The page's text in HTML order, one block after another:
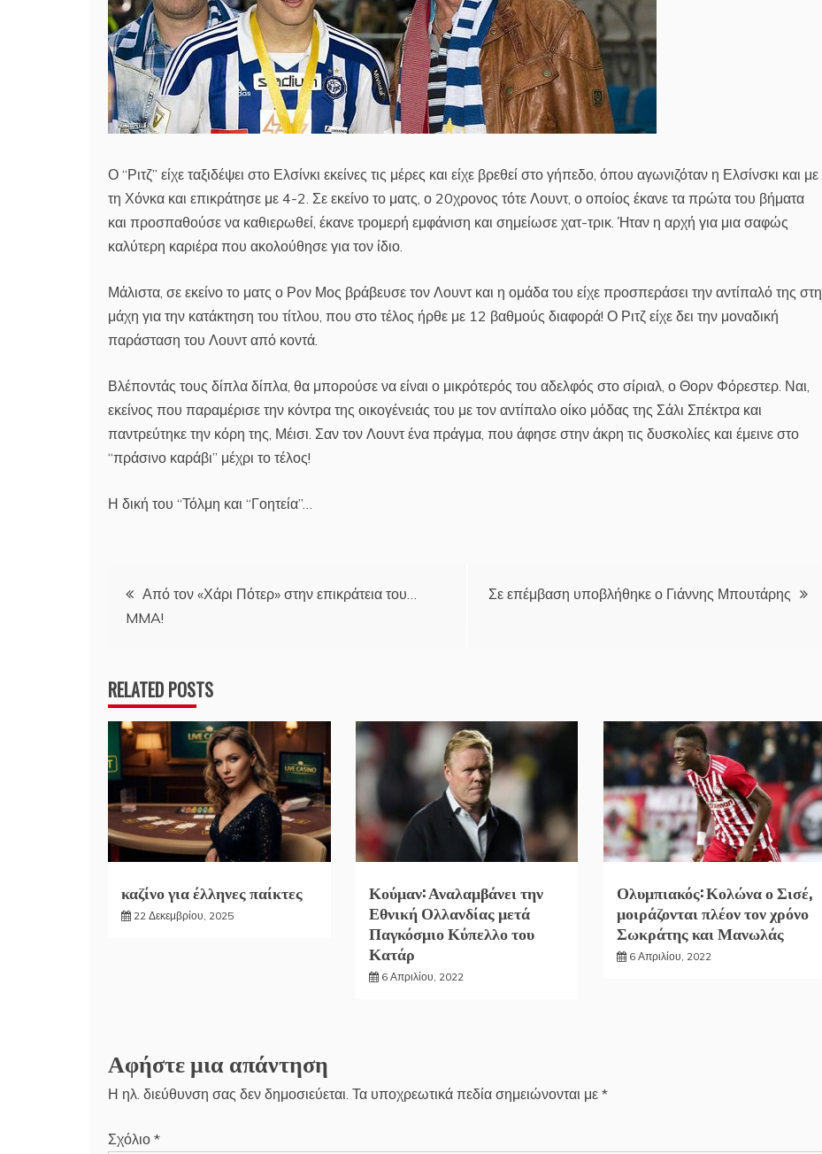
Ο “Ριτζ” είχε ταξιδέψει στο Ελσίνκι εκείνες τις μέρες και είχε βρεθεί στο γήπεδο, όπου αγωνιζόταν η Ελσίνσκι και με
τη Χόνκα και επικράτησε με 4-2. Σε εκείνο το ματς, ο 20χρονος τότε Λουντ, ο οποίος έκανε τα πρώτα του βήματα
και προσπαθούσε να καθιερωθεί, έκανε τρομερή εμφάνιση και σημείωσε χατ-τρικ. Ήταν η αρχή για μια σαφώς
καλύτερη καριέρα που ακολούθησε για τον ίδιο.
Μάλιστα, σε εκείνο το ματς ο Ρον Μος βράβευσε τον Λουντ και η ομάδα του είχε προσπεράσει την αντίπαλό της στη
μάχη για την κατάκτηση του τίτλου, που στο τέλος ήρθε με 12 βαθμούς διαφορά! Ο Ριτζ είχε δει την μοναδική
παράσταση του Λουντ από κοντά.
Βλέποντάς τους δίπλα δίπλα, θα μπορούσε να είναι ο μικρότερός του αδελφός στο σίριαλ, ο Θορν Φόρεστερ. Ναι,
εκείνος που παραμέρισε την κόντρα της οικογένειάς του με τον αντίπαλο οίκο μόδας της Σάλι Σπέκτρα και
παντρεύτηκε την κόρη της, Μέισι. Σαν τον Λουντ ένα πράγμα, που άφησε στην άκρη τις δυσκολίες και έμεινε στο
“πράσινο καράβι” μέχρι το τέλος!
Η δική του “Τόλμη και “Γοητεία”…
Πλοήγηση
άρθρων
Από τον «Χάρι Πότερ» στην επικράτεια του…
MMA!
Σε επέμβαση υποβλήθηκε ο Γιάννης Μπουτάρης
RELATED POSTS
καζίνο για έλληνες παίκτες
22 Δεκεμβρίου, 2025
Κούμαν: Αναλαμβάνει την
Εθνική Ολλανδίας μετά
Παγκόσμιο Κύπελλο του
Κατάρ
6 Απριλίου, 2022
Ολυμπιακός: Κολώνα ο Σισέ,
μοιράζονται πλέον τον χρόνο
Σωκράτης και Μανωλάς
6 Απριλίου, 2022
Αφήστε μια απάντηση
Η ηλ. διεύθυνση σας δεν δημοσιεύεται. Τα υποχρεωτικά πεδία σημειώνονται με *
Σχόλιο *